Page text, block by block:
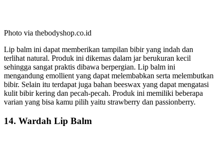
Photo via thebodyshop.co.id
Lip balm ini dapat memberikan tampilan bibir yang indah dan
terlihat natural. Produk ini dikemas dalam jar berukuran kecil
sehingga sangat praktis dibawa berpergian. Lip balm ini
mengandung emollient yang dapat melembabkan serta melembutkan
bibir. Selain itu terdapat juga bahan beeswax yang dapat mengatasi
kulit bibir kering dan pecah-pecah. Produk ini memiliki beberapa
varian yang bisa kamu pilih yaitu strawberry dan passionberry.
14. Wardah Lip Balm